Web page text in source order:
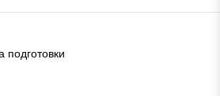
подготовки